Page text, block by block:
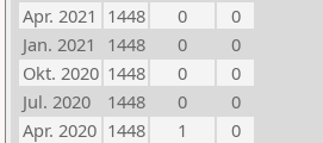
Apr. 2021 1448 0
0
Jan. 2021
1448 0
0
Okt. 2020 1448 0
0
Jul. 2020
1448 0
0
Apr. 2020 1448 1
0